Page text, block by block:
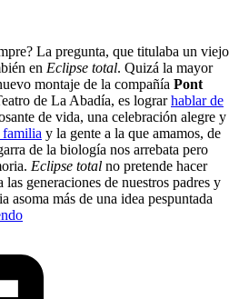
La pregunta, que titulaba un viejo
en Eclipse total. Quizá la mayor
montaje de la compañía Pont
de La Abadía, es lograrhablar de
de vida, una celebración alegre y
familia y la gente a la que amamos, de
de la biología nos arrebata pero
Eclipse total no pretende hacer
generaciones de nuestros padres y
asoma más de una idea pespuntada
“El
paella”